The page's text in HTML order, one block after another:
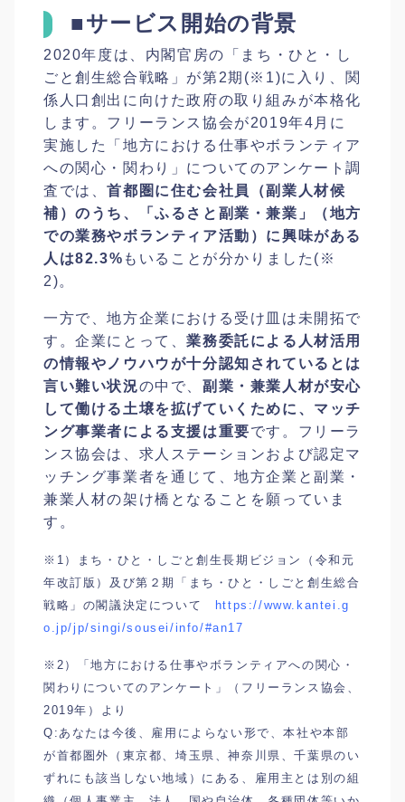
■サービス開始の背景
2020年度は、内閣官房の「まち・ひと・し
ごと創生総合戦略」が第2期(※1)に入り、関
係人口創出に向けた政府の取り組みが本格化
します。フリーランス協会が2019年4月に
実施した「地方における仕事やボランティア
への関心・関わり」についてのアンケート調
査では、首都圏に住む会社員（副業人材候
補）のうち、「ふるさと副業・兼業」（地方
での業務やボランティア活動）に興味がある
人は82.3% もいることが分かりました(※
2)。
一方で、地方企業における受け皿は未開拓で
す。企業にとって、業務委託による人材活用
の情報やノウハウが十分認知されているとは
言い難い状況の中で、副業・兼業人材が安心
して働ける土壌を拡げていくために、マッチ
ング事業者による支援は重要です。フリーラ
ンス協会は、求人ステーションおよび認定マ
ッチング事業者を通じて、地方企業と副業・
兼業人材の架け橋となることを願っていま
す。
※1）まち・ひと・しごと創生長期ビジョン（令和元
年改訂版）及び第２期「まち・ひと・しごと創生総合
戦略」の閣議決定について https://www.kantei.g
o.jp/jp/singi/sousei/info/#an17
※2）「地方における仕事やボランティアへの関心・
関わりについてのアンケート」（フリーランス協会、
2019年）より
Q:あなたは今後、雇用によらない形で、本社や本部
が首都圏外（東京都、埼玉県、神奈川県、千葉県のい
ずれにも該当しない地域）にある、雇用主とは別の組